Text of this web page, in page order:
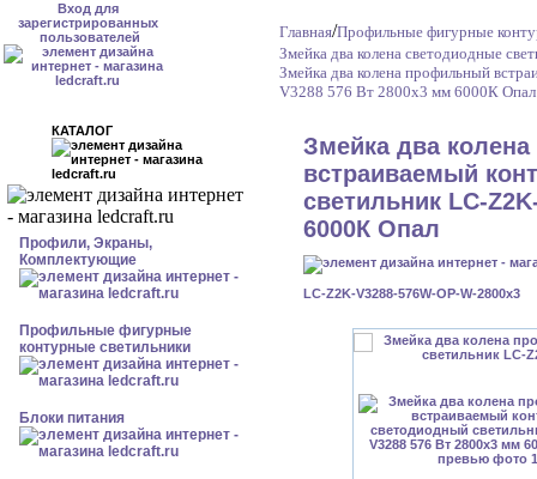
Вход для
зарегистрированных
пользователей
КАТАЛОГ
Профили, Экраны,
Комплектующие
Профильные фигурные
контурные светильники
Блоки питания
Главная/Профильные фигурные
Змейка два колена светодиодные
Змейка два колена профильный
V3288 576 Вт 2800x3 мм 6000К Опал
Змейка два
встраиваемый
светильник LC-
6000К Опал
LC-Z2K-V3288-576W-OP-W-2800x3